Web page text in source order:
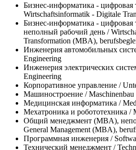
Бизнес-информатика - цифровая
Wirtschaftsinformatik - Digitale
Бизнес-информатика -
неполный рабочий день /
Transformation (MBA),
Инженерия автомобильных
Engineering
Инженерия электрических
Engineering
Корпоративное управление /
Машиностроение / Maschinenbau
Медицинская информатика /
Мехатроника и робототехника /
Общий менеджмент (MBA),
General Management (MBA),
Программная инженерия /
Технический менеджмент /